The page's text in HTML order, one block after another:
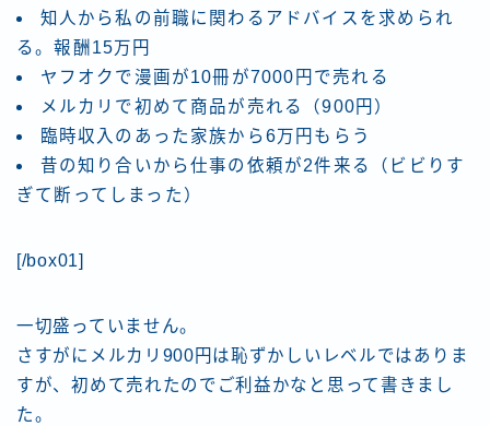
知人から私の前職に関わるアドバイスを求められ
る。報酬15万円
ヤフオクで漫画が10冊が7000円で売れる
メルカリで初めて商品が売れる（900円）
臨時収入のあった家族から6万円もらう
昔の知り合いから仕事の依頼が2件来る（ビビりす
ぎて断ってしまった）
[/box01]
一切盛っていません。
さすがにメルカリ900円は恥ずかしいレベルではありま
すが、初めて売れたのでご利益かなと思って書きまし
た。